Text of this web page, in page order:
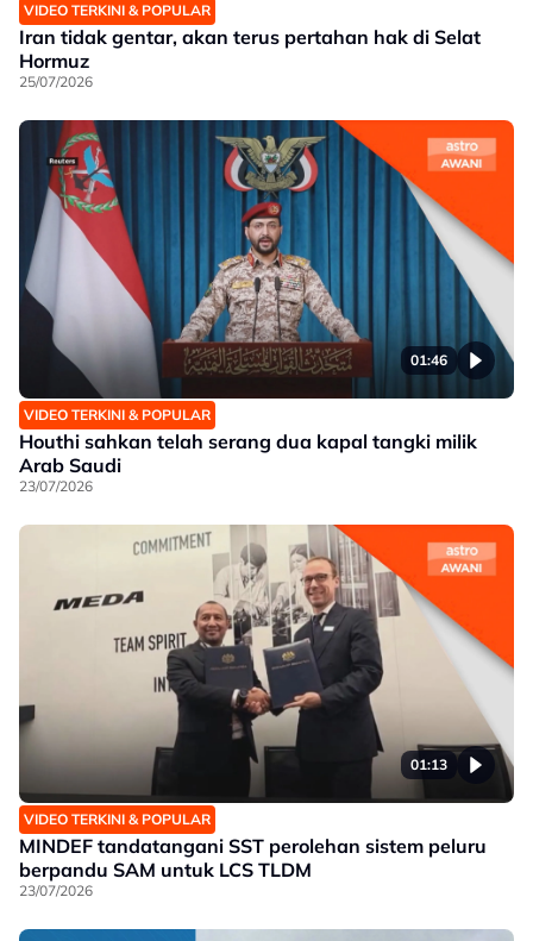
VIDEO TERKINI & POPULAR
Iran tidak gentar, akan terus pertahan hak di Selat
Hormuz
25/07/2026
01:46
VIDEO TERKINI & POPULAR
Houthi sahkan telah serang dua kapal tangki milik
Arab Saudi
23/07/2026
01:13
VIDEO TERKINI & POPULAR
MINDEF tandatangani SST perolehan sistem peluru
berpandu SAM untuk LCS TLDM
23/07/2026